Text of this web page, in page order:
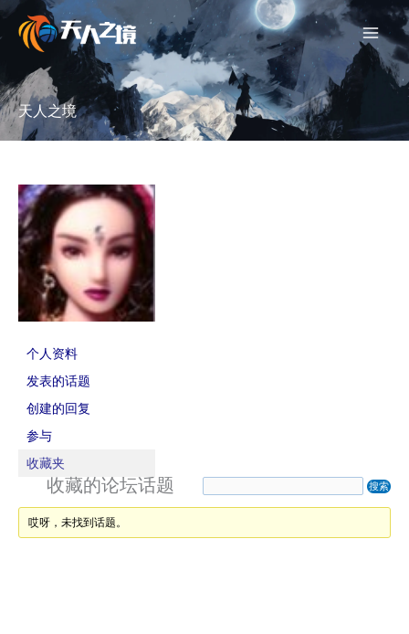
跳
至
容
天人之境
个人资料
发表的话题
创建的回复
参与
收藏夹
收藏的论坛话题
哎呀，未找到话题。